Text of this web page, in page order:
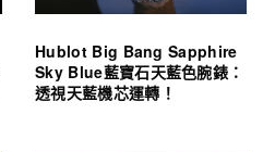
Hublot Big Bang Sapphire
Sky Blue藍寶石天藍色腕錶：
透視天藍機芯運轉！